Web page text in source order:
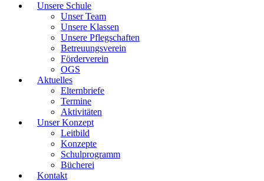
Unsere Schule
Unser Team
Unsere Klassen
Unsere Pflegschaften
Betreuungsverein
Förderverein
OGS
Aktuelles
Elternbriefe
Termine
Aktivitäten
Unser Konzept
Leitbild
Konzepte
Schulprogramm
Bücherei
Kontakt